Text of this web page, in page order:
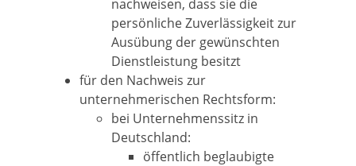
nachweisen, dass sie die
persönliche Zuverlässigkeit zur
Ausübung der gewünschten
Dienstleistung besitzt
für den Nachweis zur
unternehmerischen Rechtsform:
bei Unternehmenssitz in
Deutschland:
öffentlich beglaubigte